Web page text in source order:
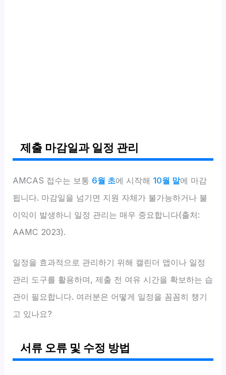
제출 마감일과 일정 관리
AMCAS 접수는 보통 6월 초에 시작해 10월 말에 마감
됩니다. 마감일을 넘기면 지원 자체가 불가능하거나 불
이익이 발생하니 일정 관리는 매우 중요합니다(출처:
AAMC 2023).
일정을 효과적으로 관리하기 위해 캘린더 앱이나 일정
관리 도구를 활용하며, 제출 전 여유 시간을 확보하는 습
관이 필요합니다. 여러분은 어떻게 일정을 꼼꼼히 챙기
고 있나요?
서류 오류 및 수정 방법